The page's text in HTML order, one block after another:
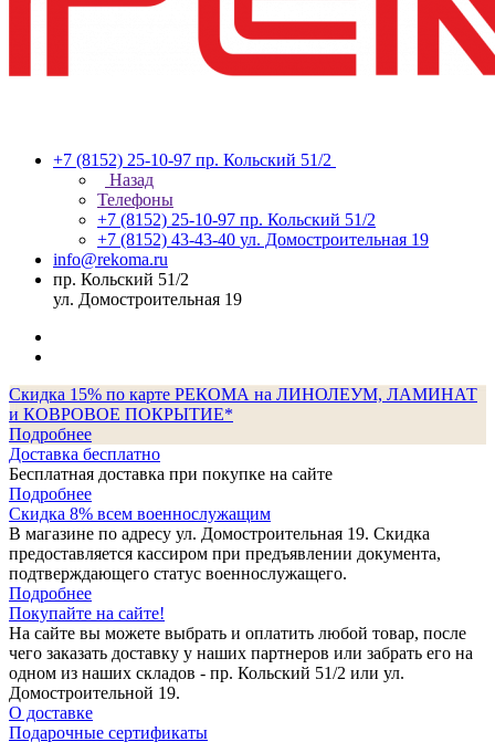
+7 (8152) 25-10-97 пр. Кольский 51/2
Назад
Телефоны
+7 (8152) 25-10-97 пр. Кольский 51/2
+7 (8152) 43-43-40 ул. Домостроительная 19
info@rekoma.ru
пр. Кольский 51/2
ул. Домостроительная 19
Скидка 15% по карте РЕКОМА на ЛИНОЛЕУМ, ЛАМИНАТ
и КОВРОВОЕ ПОКРЫТИЕ*
Подробнее
Доставка бесплатно
Бесплатная доставка при покупке на сайте
Подробнее
Скидка 8% всем военнослужащим
В магазине по адресу ул. Домостроительная 19. Скидка
предоставляется кассиром при предъявлении документа,
подтверждающего статус военнослужащего.
Подробнее
Покупайте на сайте!
На сайте вы можете выбрать и оплатить любой товар, после
чего заказать доставку у наших партнеров или забрать его на
одном из наших складов - пр. Кольский 51/2 или ул.
Домостроительной 19.
О доставке
Подарочные сертификаты